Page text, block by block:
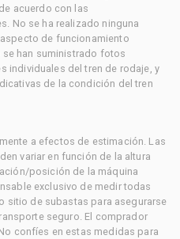
acuerdo con las
No se ha realizado ninguna
de funcionamiento
han suministrado fotos
individuales del tren de rodaje, y
de la condición del tren
a efectos de estimación. Las
variar en función de la altura
posición de la máquina
exclusivo de medir todas
sitio de subastas para asegurarse
seguro. El comprador
confíes en estas medidas para